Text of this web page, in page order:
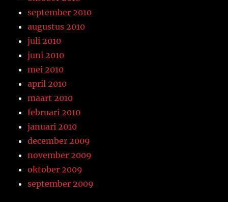
september 2010
augustus 2010
juli 2010
juni 2010
mei 2010
april 2010
maart 2010
februari 2010
januari 2010
december 2009
november 2009
oktober 2009
september 2009